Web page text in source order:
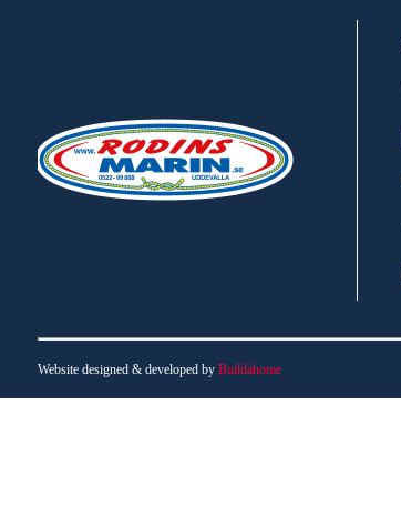
Website designed & developed by Buildahome